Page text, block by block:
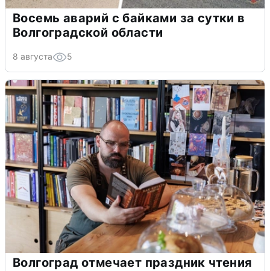
Восемь аварий с байками за сутки в
Волгоградской области
8 августа 5
Волгоград отмечает праздник чтения